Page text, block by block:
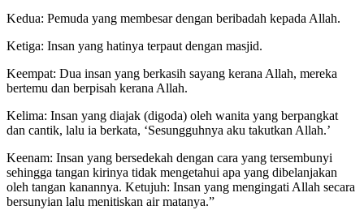
Kedua: Pemuda yang membesar dengan beribadah kepada Allah.
Ketiga: Insan yang hatinya terpaut dengan masjid.
Keempat: Dua insan yang berkasih sayang kerana Allah, mereka
bertemu dan berpisah kerana Allah.
Kelima: Insan yang diajak (digoda) oleh wanita yang berpangkat
dan cantik, lalu ia berkata, ‘Sesungguhnya aku takutkan Allah.’
Keenam: Insan yang bersedekah dengan cara yang tersembunyi
sehingga tangan kirinya tidak mengetahui apa yang dibelanjakan
oleh tangan kanannya. Ketujuh: Insan yang mengingati Allah secara
bersunyian lalu menitiskan air matanya.”